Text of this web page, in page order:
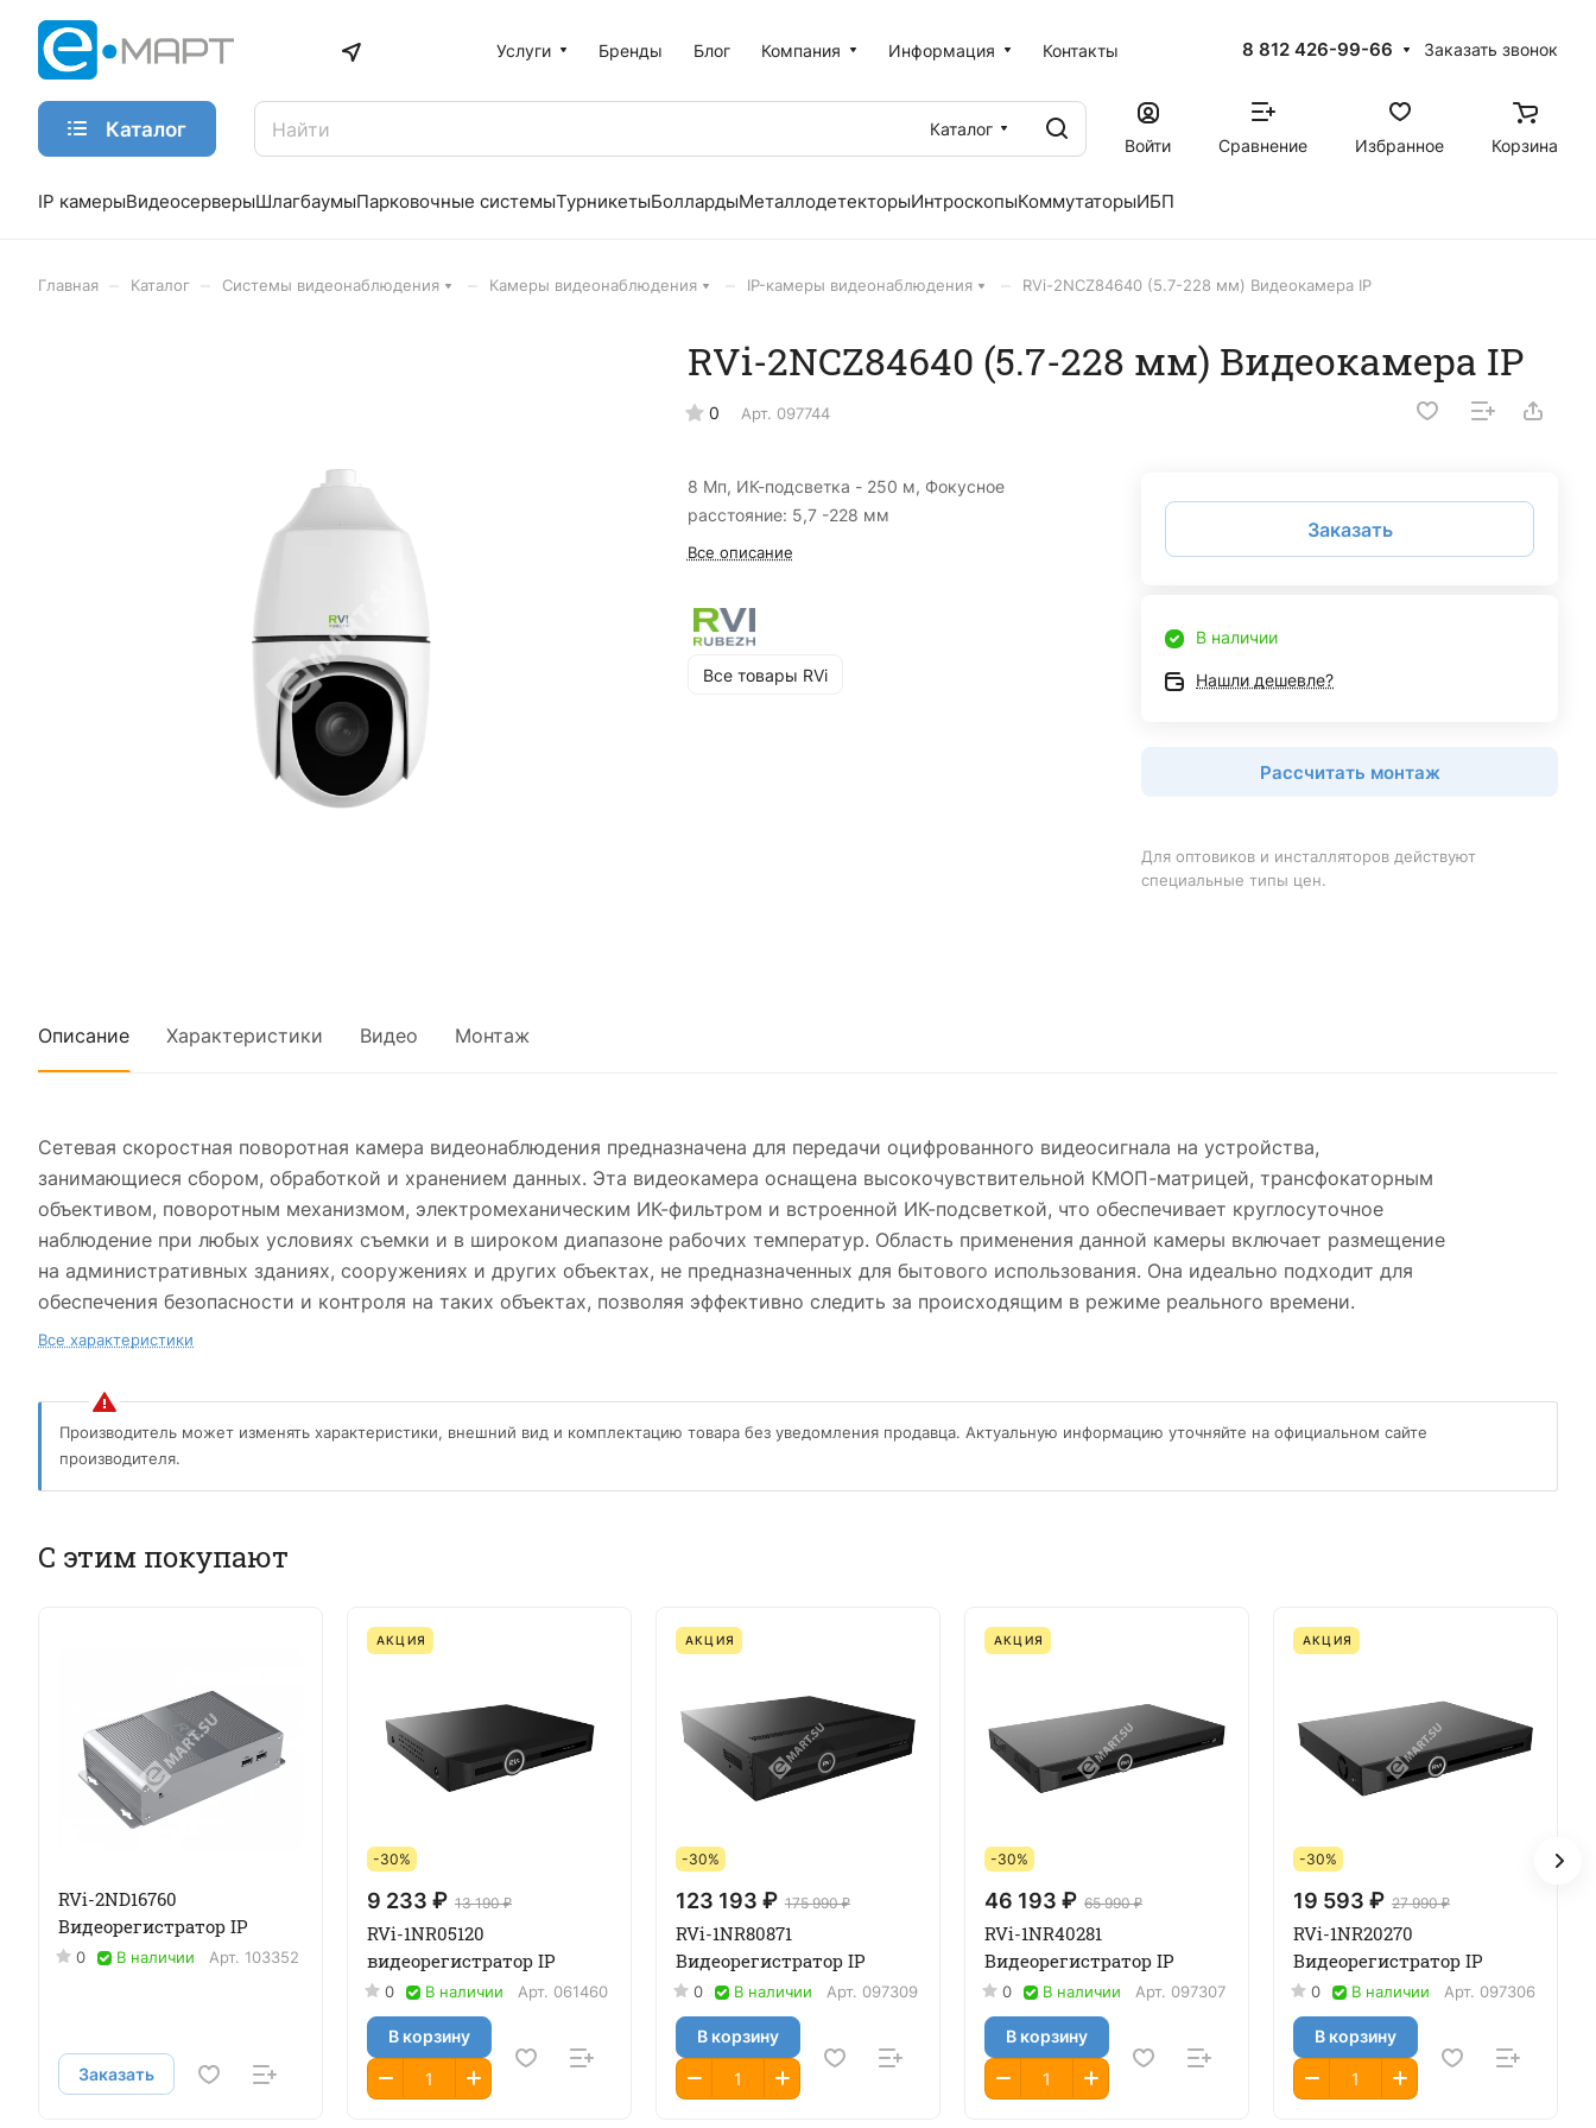
Услуги Бренды Блог Компания Информация Контакты 8 812 426-99-66 Заказать звонок
Каталог
Каталог
Войти
Сравнение Избранное Корзина
IP камерыВидеосерверыШлагбаумыПарковочные системыТурникетыБоллардыМеталлодетекторыИнтроскопыКоммутаторыИБП
Главная Каталог Системы видеонаблюдения Камеры видеонаблюдения IP-камеры видеонаблюдения RVi-2NCZ84640 (5.7-228 мм) Видеокамера IP
RVi-2NCZ84640 (5.7-228 мм) Видеокамера IP
0 Арт. 097744
8 Мп, ИК-подсветка - 250 м, Фокусное
расcтояние: 5,7 -228 мм
Все описание
Все товары RVi
Заказать
В наличии
Нашли дешевле?
Рассчитать монтаж
Для оптовиков и инсталляторов действуют
специальные типы цен.
Описание Характеристики Видео Монтаж
Сетевая скоростная поворотная камера видеонаблюдения предназначена для передачи оцифрованного видеосигнала на устройства,
занимающиеся сбором, обработкой и хранением данных. Эта видеокамера оснащена высокочувствительной КМОП-матрицей, трансфокаторным
объективом, поворотным механизмом, электромеханическим ИК-фильтром и встроенной ИК-подсветкой, что обеспечивает круглосуточное
наблюдение при любых условиях съемки и в широком диапазоне рабочих температур. Область применения данной камеры включает размещение
на административных зданиях, сооружениях и других объектах, не предназначенных для бытового использования. Она идеально подходит для
обеспечения безопасности и контроля на таких объектах, позволяя эффективно следить за происходящим в режиме реального времени.
Все характеристики
Производитель может изменять характеристики, внешний вид и комплектацию товара без уведомления продавца. Актуальную информацию уточняйте на официальном сайте
производителя.
С этим покупают
RVi-2ND16760
Видеорегистратор IP
0 В наличии Арт. 103352
Заказать
АКЦИЯ
-30%
9 233 ₽ 13 190 ₽
RVi-1NR05120
видеорегистратор IP
0 В наличии Арт. 061460
В корзину
АКЦИЯ
-30%
123 193 ₽ 175 990 ₽
RVi-1NR80871
Видеорегистратор IP
0 В наличии Арт. 097309
В корзину
АКЦИЯ
-30%
46 193 ₽ 65 990 ₽
RVi-1NR40281
Видеорегистратор IP
0 В наличии Арт. 097307
В корзину
АКЦИЯ
-30%
19 593 ₽ 27 990 ₽
RVi-1NR20270
Видеорегистратор IP
0 В наличии Арт. 097306
В корзину